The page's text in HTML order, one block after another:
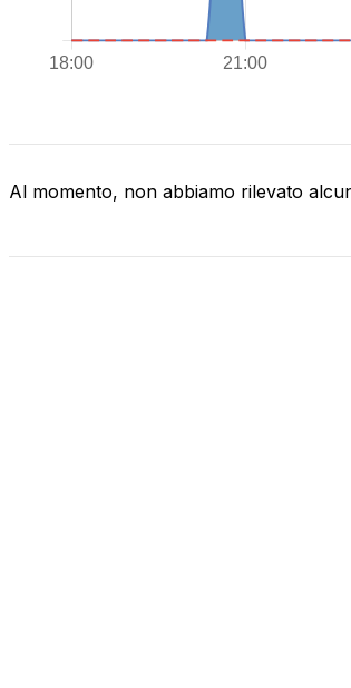
Al momento, non abbiamo rilevato